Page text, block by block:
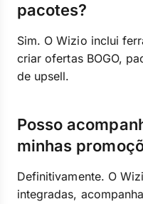
pacotes?
Sim. O Wizio inclui
criar ofertas BOGO,
de upsell.
Posso
minhas
Definitivamente. O
integradas,